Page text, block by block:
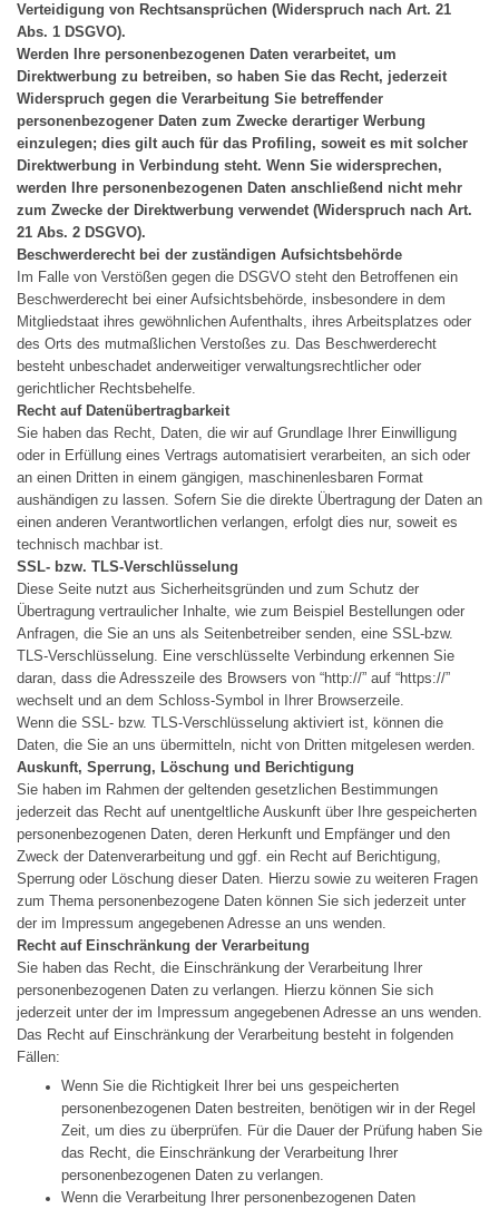
Verteidigung von Rechtsansprüchen (Widerspruch nach Art. 21
Abs. 1 DSGVO).
Werden Ihre personenbezogenen Daten verarbeitet, um
Direktwerbung zu betreiben, so haben Sie das Recht, jederzeit
Widerspruch gegen die Verarbeitung Sie betreffender
personenbezogener Daten zum Zwecke derartiger Werbung
einzulegen; dies gilt auch für das Profiling, soweit es mit solcher
Direktwerbung in Verbindung steht. Wenn Sie widersprechen,
werden Ihre personenbezogenen Daten anschließend nicht mehr
zum Zwecke der Direktwerbung verwendet (Widerspruch nach Art.
21 Abs. 2 DSGVO).
Beschwerderecht bei der zuständigen Aufsichtsbehörde
Im Falle von Verstößen gegen die DSGVO steht den Betroffenen ein
Beschwerderecht bei einer Aufsichtsbehörde, insbesondere in dem
Mitgliedstaat ihres gewöhnlichen Aufenthalts, ihres Arbeitsplatzes oder
des Orts des mutmaßlichen Verstoßes zu. Das Beschwerderecht
besteht unbeschadet anderweitiger verwaltungsrechtlicher oder
gerichtlicher Rechtsbehelfe.
Recht auf Datenübertragbarkeit
Sie haben das Recht, Daten, die wir auf Grundlage Ihrer Einwilligung
oder in Erfüllung eines Vertrags automatisiert verarbeiten, an sich oder
an einen Dritten in einem gängigen, maschinenlesbaren Format
aushändigen zu lassen. Sofern Sie die direkte Übertragung der Daten an
einen anderen Verantwortlichen verlangen, erfolgt dies nur, soweit es
technisch machbar ist.
SSL- bzw. TLS-Verschlüsselung
Diese Seite nutzt aus Sicherheitsgründen und zum Schutz der
Übertragung vertraulicher Inhalte, wie zum Beispiel Bestellungen oder
Anfragen, die Sie an uns als Seitenbetreiber senden, eine SSL-bzw.
TLS-Verschlüsselung. Eine verschlüsselte Verbindung erkennen Sie
daran, dass die Adresszeile des Browsers von “http://” auf “https://”
wechselt und an dem Schloss-Symbol in Ihrer Browserzeile.
Wenn die SSL- bzw. TLS-Verschlüsselung aktiviert ist, können die
Daten, die Sie an uns übermitteln, nicht von Dritten mitgelesen werden.
Auskunft, Sperrung, Löschung und Berichtigung
Sie haben im Rahmen der geltenden gesetzlichen Bestimmungen
jederzeit das Recht auf unentgeltliche Auskunft über Ihre gespeicherten
personenbezogenen Daten, deren Herkunft und Empfänger und den
Zweck der Datenverarbeitung und ggf. ein Recht auf Berichtigung,
Sperrung oder Löschung dieser Daten. Hierzu sowie zu weiteren Fragen
zum Thema personenbezogene Daten können Sie sich jederzeit unter
der im Impressum angegebenen Adresse an uns wenden.
Recht auf Einschränkung der Verarbeitung
Sie haben das Recht, die Einschränkung der Verarbeitung Ihrer
personenbezogenen Daten zu verlangen. Hierzu können Sie sich
jederzeit unter der im Impressum angegebenen Adresse an uns wenden.
Das Recht auf Einschränkung der Verarbeitung besteht in folgenden
Fällen:
Wenn Sie die Richtigkeit Ihrer bei uns gespeicherten
personenbezogenen Daten bestreiten, benötigen wir in der Regel
Zeit, um dies zu überprüfen. Für die Dauer der Prüfung haben Sie
das Recht, die Einschränkung der Verarbeitung Ihrer
personenbezogenen Daten zu verlangen.
Wenn die Verarbeitung Ihrer personenbezogenen Daten